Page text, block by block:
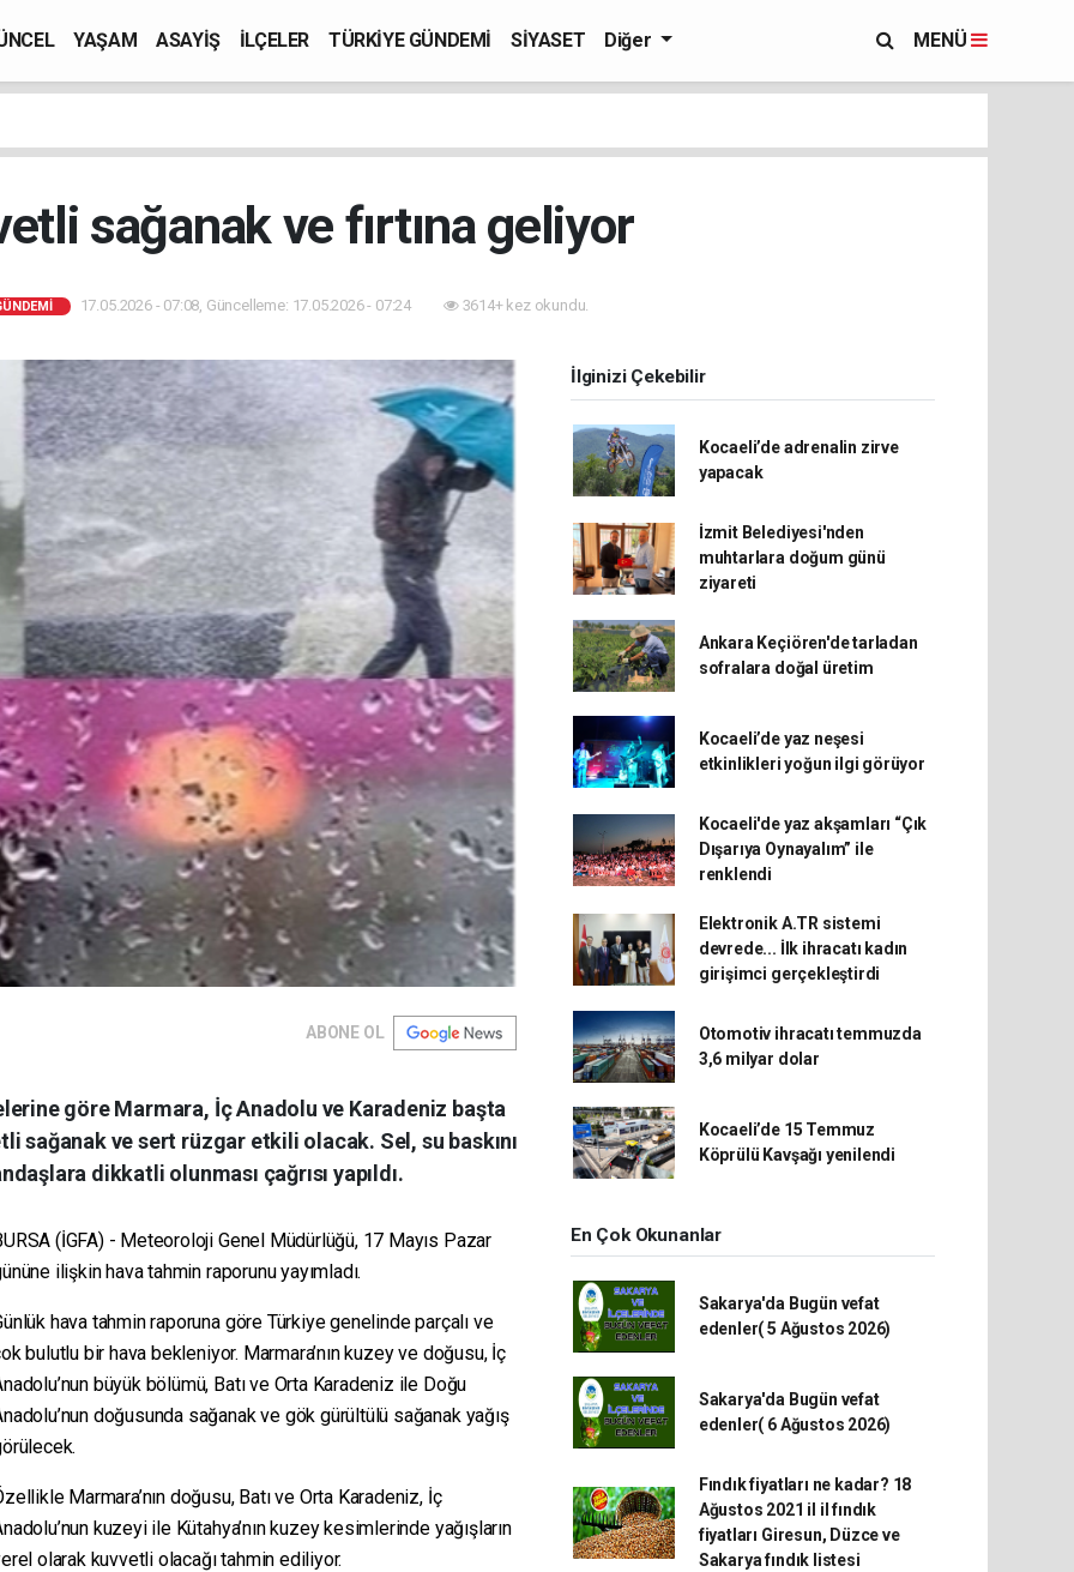
YAŞAM ASAYİŞ İLÇELER TÜRKİYE GÜNDEMİ SİYASET Diğer MENÜ
sağanak ve fırtına geliyor
17.05.2026 - 07:08, Güncelleme: 17.05.2026 - 07:24 3614+ kez okundu.
ABONE OL
göre Marmara, İç Anadolu ve Karadeniz başta
sağanak ve sert rüzgar etkili olacak. Sel, su baskını
dikkatli olunması çağrısı yapıldı.
(İGFA) - Meteoroloji Genel Müdürlüğü, 17 Mayıs Pazar
ilişkin hava tahmin raporunu yayımladı.
hava tahmin raporuna göre Türkiye genelinde parçalı ve
bulutlu bir hava bekleniyor. Marmara’nın kuzey ve doğusu, İç
büyük bölümü, Batı ve Orta Karadeniz ile Doğu
doğusunda sağanak ve gök gürültülü sağanak yağış
Marmara’nın doğusu, Batı ve Orta Karadeniz, İç
kuzeyi ile Kütahya’nın kuzey kesimlerinde yağışların
olarak kuvvetli olacağı tahmin ediliyor.
İlginizi Çekebilir
Kocaeli’de adrenalin zirve
yapacak
İzmit Belediyesi'nden
muhtarlara doğum günü
ziyareti
Ankara Keçiören'de tarladan
sofralara doğal üretim
Kocaeli’de yaz neşesi
etkinlikleri yoğun ilgi görüyor
Kocaeli'de yaz akşamları “Çık
Dışarıya Oynayalım” ile
renklendi
Elektronik A.TR sistemi
devrede... İlk ihracatı kadın
girişimci gerçekleştirdi
Otomotiv ihracatı temmuzda
3,6 milyar dolar
Kocaeli’de 15 Temmuz
Köprülü Kavşağı yenilendi
En Çok Okunanlar
Sakarya'da Bugün vefat
edenler( 5 Ağustos 2026)
Sakarya'da Bugün vefat
edenler( 6 Ağustos 2026)
Fındık fiyatları ne kadar? 18
Ağustos 2021 il il fındık
fiyatları Giresun, Düzce ve
Sakarya fındık listesi